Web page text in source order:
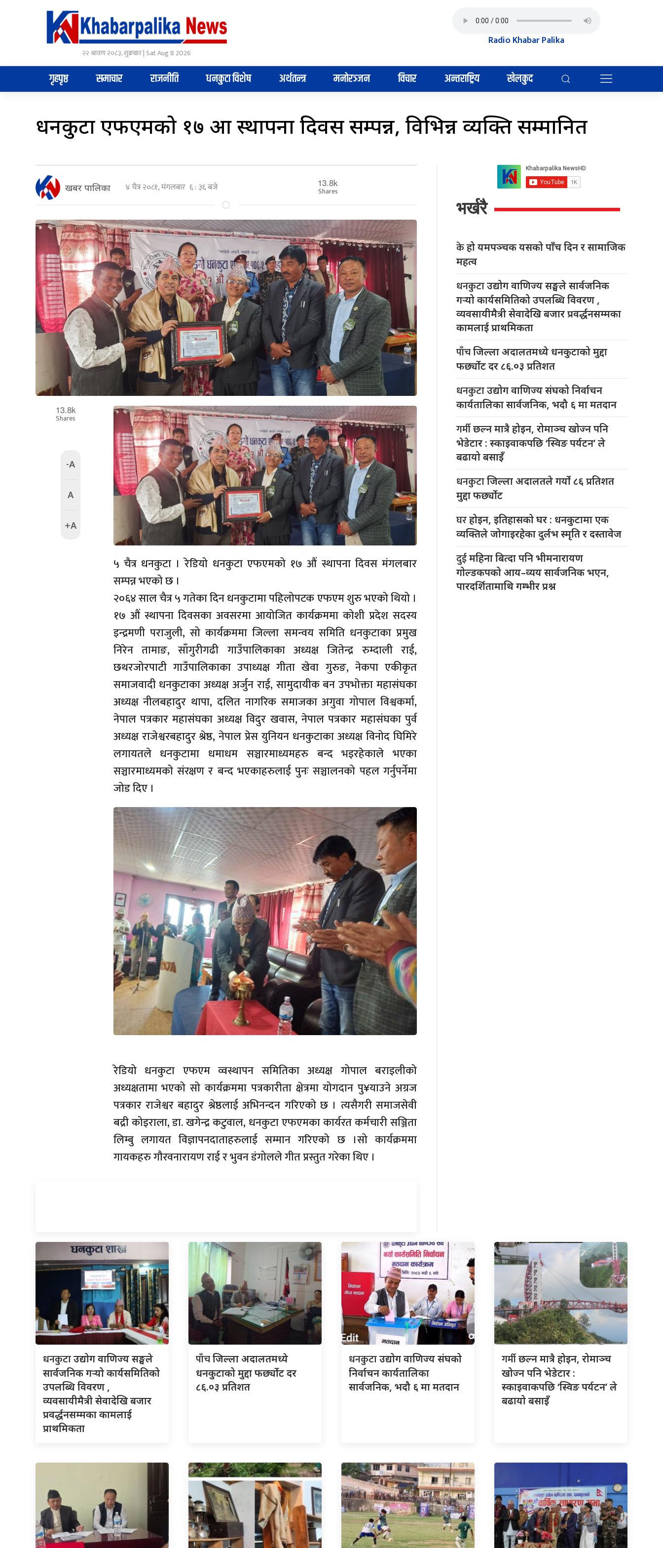
२२ श्रावण २०८३, शुक्रबार | Sat Aug 8 2026
Radio Khabar Palika
गृहपृष्ठ समाचार राजनीति धनकुटा विशेष अर्थतन्त्र मनोरञ्जन विचार अन्तराष्ट्रिय खेलकुद
धनकुटा एफएमको १७ औं स्थापना दिवस सम्पन्न, विभिन्न व्यक्ति सम्मानित
खबर पालिका ४ चैत्र २०८१, मंगलबार ६ : ३६ बजे 13.8k
Shares
13.8k
Shares
-A
A
+A
५ चैत्र धनकुटा । रेडियो धनकुटा एफएमको १७ औं स्थापना दिवस मंगलबार
सम्पन्न भएको छ ।
२०६४ साल चैत्र ५ गतेका दिन धनकुटामा पहिलोपटक एफएम शुरु भएको थियो ।
१७ औं स्थापना दिवसका अवसरमा आयोजित कार्यक्रममा कोशी प्रदेश सदस्य
इन्द्रमणी पराजुली, सो कार्यक्रममा जिल्ला समन्वय समिति धनकुटाका प्रमुख
निरेन तामाङ, साँगुरीगढी गाउँपालिकाका अध्यक्ष जितेन्द्र रुम्दाली राई,
छथरजोरपाटी गाउँपालिकाका उपाध्यक्ष गीता खेवा गुरुङ, नेकपा एकीकृत
समाजवादी धनकुटाका अध्यक्ष अर्जुन राई, सामुदायीक बन उपभोक्ता महासंघका
अध्यक्ष नीलबहादुर थापा, दलित नागरिक समाजका अगुवा गोपाल विश्वकर्मा,
नेपाल पत्रकार महासंघका अध्यक्ष विदुर खवास, नेपाल पत्रकार महासंघका पुर्व
अध्यक्ष राजेश्वरबहादुर श्रेष्ठ, नेपाल प्रेस युनियन धनकुटाका अध्यक्ष विनोद घिमिरे
लगायतले धनकुटामा धमाधम सञ्चारमाध्यमहरु बन्द भइरहेकाले भएका
सञ्चारमाध्यमको संरक्षण र बन्द भएकाहरुलाई पुनः सञ्चालनको पहल गर्नुपर्नेमा
जोड दिए ।
रेडियो धनकुटा एफएम व्वस्थापन समितिका अध्यक्ष गोपाल बराइलीको
अध्यक्षतामा भएको सो कार्यक्रममा पत्रकारीता क्षेत्रमा योगदान पु¥याउने अग्रज
पत्रकार राजेश्वर बहादुर श्रेष्ठलाई अभिनन्दन गरिएको छ । त्यसैगरी समाजसेवी
बद्री कोइराला, डा. खगेन्द्र कटुवाल, धनकुटा एफएमका कार्यरत कर्मचारी सञ्जिता
लिम्बु लगायत विज्ञापनदाताहरुलाई सम्मान गरिएको छ ।सो कार्यक्रममा
गायकहरु गौरवनारायण राई र भुवन डंगोलले गीत प्रस्तुत गरेका थिए ।
भर्खरै
केहो यमपञ्चक यसको पाँच दिन र सामाजिक
महत्व
धनकुटाउद्योग वाणिज्य सङ्घले सार्वजनिक
गर्‍यो कार्यसमितिको उपलब्धि विवरण ,
व्यवसायीमैत्री सेवादेखि बजार प्रवर्द्धनसम्मका
कामलाई प्राथमिकता
पाँचजिल्ला अदालतमध्ये धनकुटाको मुद्दा
फर्छ्योट दर ८६.०३ प्रतिशत
धनकुटाउद्योग वाणिज्य संघको निर्वाचन
कार्यतालिका सार्वजनिक, भदौ ६ मा मतदान
गर्मीछल्न मात्रै होइन, रोमाञ्च खोज्न पनि
भेडेटार : स्काइवाकपछि ‘स्विङ पर्यटन’ ले
बढायो बसाइँ
धनकुटाजिल्ला अदालतले गर्यो ८६ प्रतिशत
मुद्दा फर्छ्योट
घरहोइन, इतिहासको घर : धनकुटामा एक
व्यक्तिले जोगाइरहेका दुर्लभ स्मृति र दस्तावेज
दुईमहिना बित्दा पनि भीमनारायण
गोल्डकपको आय–व्यय सार्वजनिक भएन,
पारदर्शितामाथि गम्भीर प्रश्न
धनकुटाउद्योग वाणिज्य सङ्घले
सार्वजनिक गर्‍यो कार्यसमितिको
उपलब्धि विवरण ,
व्यवसायीमैत्री सेवादेखि बजार
प्रवर्द्धनसम्मका कामलाई
प्राथमिकता
पाँचजिल्ला अदालतमध्ये
धनकुटाको मुद्दा फर्छ्योट दर
८६.०३ प्रतिशत
धनकुटाउद्योग वाणिज्य संघको
निर्वाचन कार्यतालिका
सार्वजनिक, भदौ ६ मा मतदान
गर्मीछल्न मात्रै होइन, रोमाञ्च
खोज्न पनि भेडेटार :
स्काइवाकपछि ‘स्विङ पर्यटन’ ले
बढायो बसाइँ